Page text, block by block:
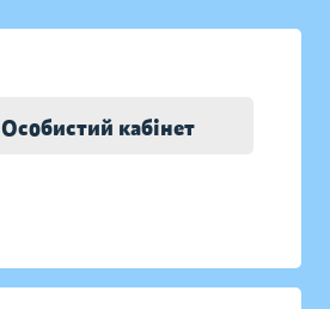
Особистий кабінет